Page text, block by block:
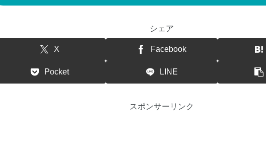
シェア
X Facebook
Pocket LINE
スポンサーリンク